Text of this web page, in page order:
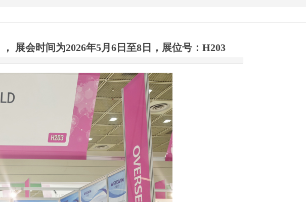
展会时间为2026年5月6日至8日，展位号：H203